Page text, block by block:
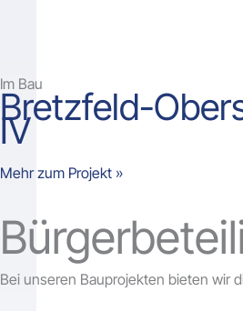
Im Bau
Bretzfeld-
IV
Mehr zum Projekt »
Bei unseren Bauprojekten bieten wir